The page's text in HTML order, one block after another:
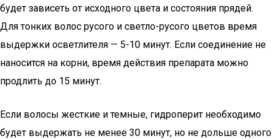
будет зависеть от исходного цвета и состояния прядей.
Для тонких волос русого и светло-русого цветов время
выдержки осветлителя — 5-10 минут. Если соединение не
наносится на корни, время действия препарата можно
продлить до 15 минут.
Если волосы жесткие и темные, гидроперит необходимо
будет выдержать не менее 30 минут, но не дольше одного